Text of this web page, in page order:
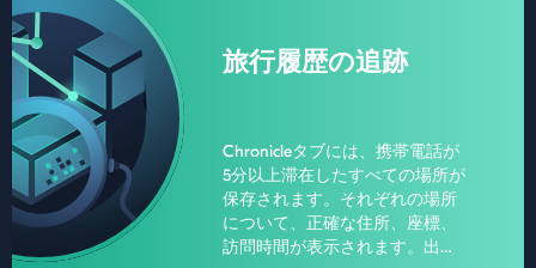
旅行履歴の追跡
Chronicleタブには、携帯電話が
5分以上滞在したすべての場所が
保存されます。それぞれの場所
について、正確な住所、座標、
訪問時間が表示されます。出力